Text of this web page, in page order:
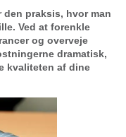
den praksis, hvor man
Ved at forenkle
og overveje
dramatisk,
kvaliteten af dine